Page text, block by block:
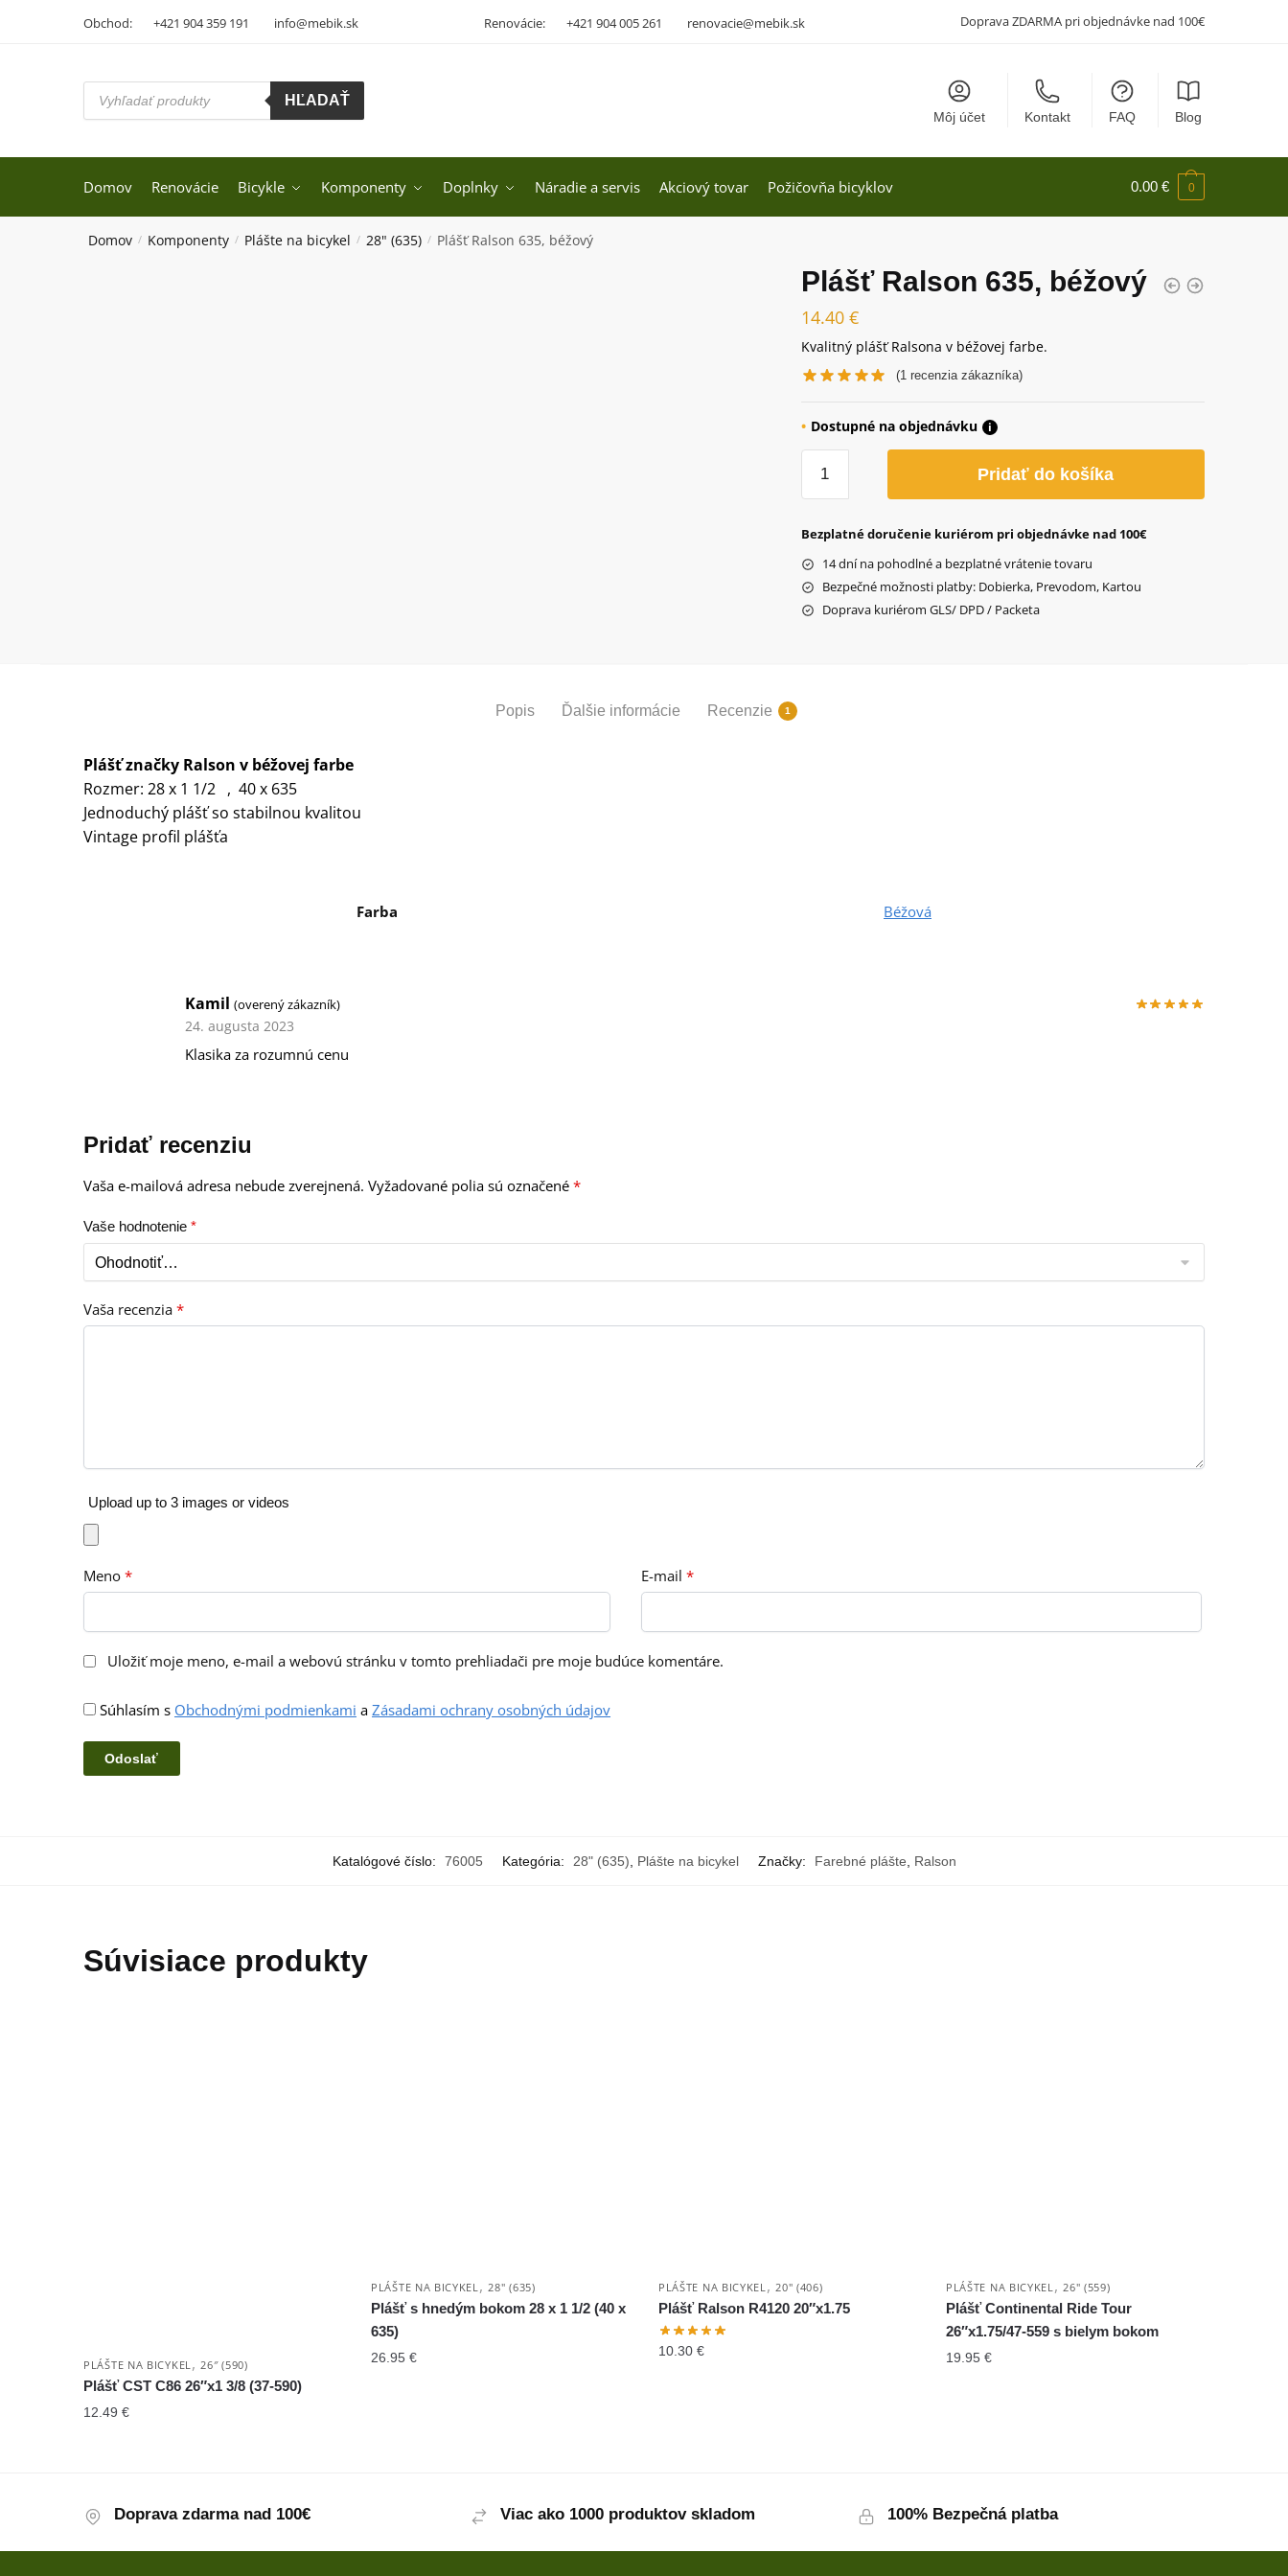
Obchod: +421 904 359 191 info@mebik.sk Renovácie: +421 904 005 261 renovacie@mebik.sk Doprava ZDARMA pri objednávke nad 100€
Products
search
HĽADAŤ
Môj účet Kontakt FAQ Blog
Domov Renovácie Bicykle Komponenty Doplnky Náradie a servis Akciový tovar Požičovňa bicyklov 0.00 € 0
Domov / Komponenty / Plášte na bicykel / 28" (635) / Plášť Ralson 635, béžový
Plášť Ralson 635, béžový
14.40 €
Kvalitný plášť Ralsona v béžovej farbe.
(1 recenzia zákazníka)
Dostupné na objednávku i
Plášť
635,
béžový
Pridať do košíka
Bezplatné doručenie kuriérom pri objednávke nad 100€
14 dní na pohodlné a bezplatné vrátenie tovaru
Bezpečné možnosti platby: Dobierka, Prevodom, Kartou
Doprava kuriérom GLS/ DPD / Packeta
Popis Ďalšie informácie Recenzie 1
Plášť značky Ralson v béžovej farbe
Rozmer: 28 x 1 1/2 , 40 x 635
Jednoduchý plášť so stabilnou kvalitou
Vintage profil plášťa
Farba Béžová
Kamil(overený zákazník)
24. augusta 2023
Klasika za rozumnú cenu
Pridať recenziu
Vaša e-mailová adresa nebude zverejnená. Vyžadované polia sú označené*
Vaše hodnotenie*
Vaša recenzia*
Upload up to 3 images or videos
Meno* E-mail *
Uložiť moje meno, e-mail a webovú stránku v tomto prehliadači pre moje budúce komentáre.
Súhlasím s Obchodnými podmienkami aZásadami ochrany osobných údajov
Katalógové číslo: 76005 Kategória: 28" (635) Plášte na bicykel Značky: Farebné plášte Ralson
Súvisiace produkty
PLÁŠTE NA BICYKEL ,26″ (590)
Plášť CST C86 26″x1 3/8 (37-590)
12.49€
PLÁŠTE NA BICYKEL,28" (635)
Plášť s hnedým bokom 28 x 1 1/2 (40 x
635)
26.95 €
PLÁŠTE NA BICYKEL,20" (406)
Plášť Ralson R4120 20″x1.75
10.30 €
PLÁŠTE NA BICYKEL,26" (559)
Plášť Continental Ride Tour
26″x1.75/47-559 s bielym bokom
19.95 €
Doprava zdarma nad 100€ Viac ako 1000 produktov skladom 100% Bezpečná platba